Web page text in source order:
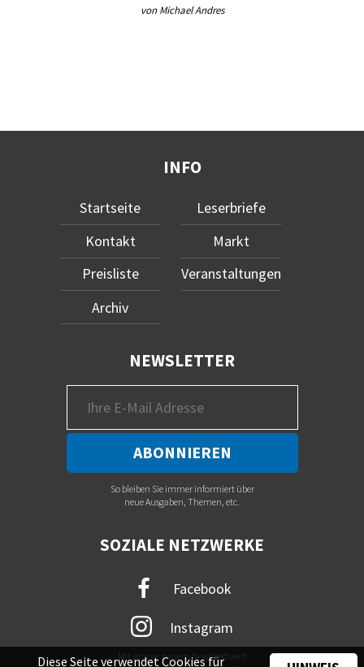
von Michael Andres
INFO
Startseite
Kontakt
Preisliste
Archiv
Leserbriefe
Markt
Veranstaltungen
NEWSLETTER
So bleiben Sie immer informiert über
neue Ausgaben, Themen, etc.
SOZIALE NETZWERKE
Facebook
Instagram
Mit immer neuem Newsfeed wird
Diese Seite verwendet Cookies für